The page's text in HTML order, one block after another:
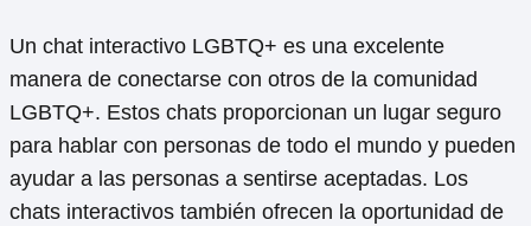
Un chat interactivo LGBTQ+ es una excelente
manera de conectarse con otros de la comunidad
LGBTQ+. Estos chats proporcionan un lugar seguro
para hablar con personas de todo el mundo y pueden
ayudar a las personas a sentirse aceptadas. Los
chats interactivos también ofrecen la oportunidad de